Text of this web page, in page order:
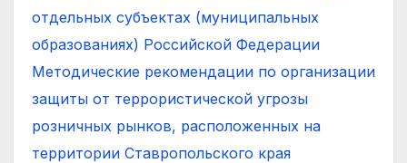
отдельных субъектах (муниципальных
образованиях) Российской Федерации
Методические рекомендации по организации
защиты от террористической угрозы
розничных рынков, расположенных на
территории Ставропольского края